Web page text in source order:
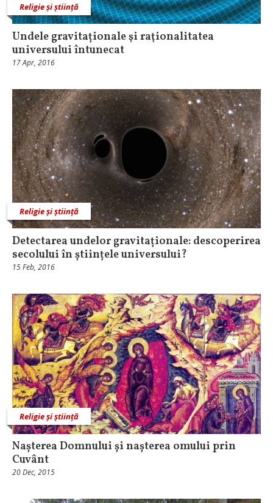
Religie și știință
Undele gravitaționale şi raţionalitatea
universului întunecat
17 Apr, 2016
Religie și știință
Detectarea undelor gravitaționale: descoperirea
secolului în științele universului?
15 Feb, 2016
Religie și știință
Nașterea Domnului și nașterea omului prin
Cuvânt
20 Dec, 2015